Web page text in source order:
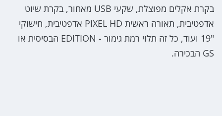
בקרת אקלים מפוצלת, שקעי USB מאחור, בקרת שיוט
אדפטיבית, תאורה ראשית PIXEL HD אדפטיבית, חישוקי
"19 ועוד, כל זה תלוי רמת גימור - EDITION הבסיסית או
GS הבכירה.